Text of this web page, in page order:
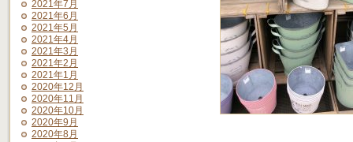
2021年7月
2021年6月
2021年5月
2021年4月
2021年3月
2021年2月
2021年1月
2020年12月
2020年11月
2020年10月
2020年9月
2020年8月